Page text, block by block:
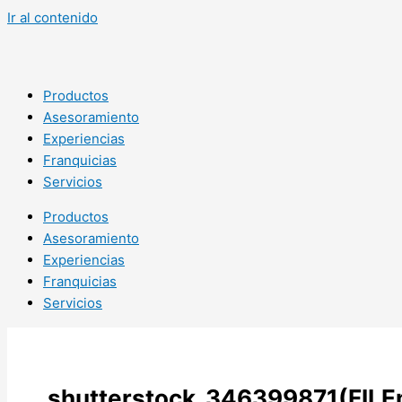
Ir al contenido
Productos
Asesoramiento
Experiencias
Franquicias
Servicios
Productos
Asesoramiento
Experiencias
Franquicias
Servicios